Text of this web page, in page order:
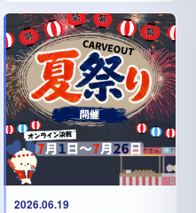
2026.06.19